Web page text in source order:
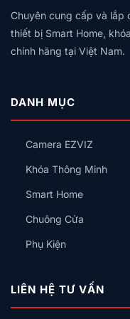
Hỗ trợ WiFi + cài
EZVIZ – quá trình
2. Thông tin chi tiết
Camera Ezviz C6W
nhất của thương
có nhiều tính năng
nghiệm an ninh tuyệt
Chuyên cung cấp và lắp
thiết bị Smart Home,
chính hãng tại Việt Nam.
DANH MỤC
Camera EZVIZ
Khóa Thông Minh
Smart Home
Chuông Cửa
Phụ Kiện
LIÊN HỆ TƯ VẤN